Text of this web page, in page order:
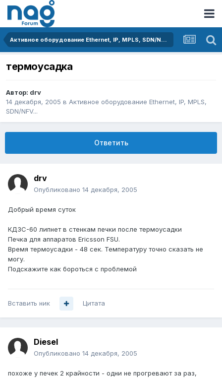
Активное оборудование Ethernet, IP, MPLS, SDN/NFV...
термоусадка
Автор: drv
14 декабря, 2005 в Активное оборудование Ethernet, IP, MPLS,
SDN/NFV...
Ответить
drv
Опубликовано 14 декабря, 2005
Добрый время суток
КДЗС-60 липнет в стенкам печки после термоусадки
Печка для аппаратов Ericsson FSU.
Время термоусадки - 48 сек. Температуру точно сказать не
могу.
Подскажите как бороться с проблемой
Вставить ник Цитата
Diesel
Опубликовано 14 декабря, 2005
похоже у печек 2 крайности - одни не прогревают за раз,